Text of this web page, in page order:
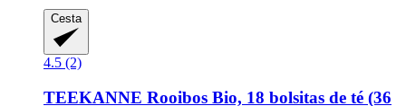
Cesta
4.5 (2)
TEEKANNE Rooibos Bio, 18 bolsitas de té (36